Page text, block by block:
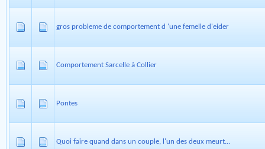
gros probleme de comportement d 'une femelle d'eider
Comportement Sarcelle à Collier
Pontes
Quoi faire quand dans un couple, l'un des deux meurt...